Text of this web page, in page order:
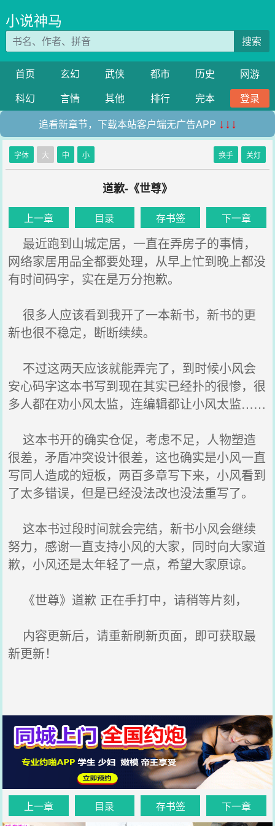
小说神马
搜索
首页 玄幻 武侠 都市 历史
网游
科幻
言情 其他 排行 完本
登录
追看新章节，下载本站客户端无广告APP ↓↓↓
字体 大 中 小 换手 关灯
道歉-《世尊》
上一章 目录 存书签 下一章
最近跑到山城定居，一直在弄房子的事情，
网络家居用品全都要处理，从早上忙到晚上都没
有时间码字，实在是万分抱歉。
很多人应该看到我开了一本新书，新书的更
新也很不稳定，断断续续。
不过这两天应该就能弄完了，到时候小风会
安心码字这本书写到现在其实已经扑的很惨，很
多人都在劝小风太监，连编辑都让小风太监……
这本书开的确实仓促，考虑不足，人物塑造
很差，矛盾冲突设计很差，这也确实是小风一直
写同人造成的短板，两百多章写下来，小风看到
了太多错误，但是已经没法改也没法重写了。
这本书过段时间就会完结，新书小风会继续
努力，感谢一直支持小风的大家，同时向大家道
歉，小风还是太年轻了一点，希望大家原谅。
《世尊》道歉 正在手打中，请稍等片刻，
内容更新后，请重新刷新页面，即可获取最
新更新！
上一章 目录 存书签 下一章